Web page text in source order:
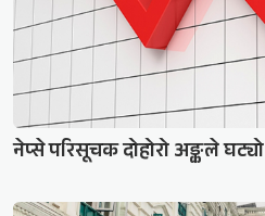
नेप्से परिसूचक दोहोरो अङ्कले घट्यो